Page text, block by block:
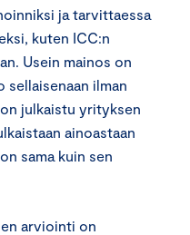
ja tarvittaessa
kuten ICC:n
Usein mainos on
ilman
julkaistu yrityksen
ainoastaan
sama kuin sen
arviointi on